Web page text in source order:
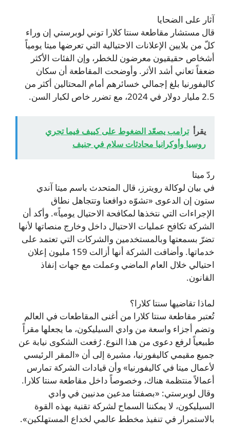
آثار على الضحايا
قال مستشار مقاطعة سنتا كلارا توني لوبرستي إن وراء
كلّ من بلايين الإعلانات الاحتيالية التي تعرضها ميتا يومياً
أشخاص حقيقيون معرضون للخطر، وإن الفئات الأكثر
ضعفاً تعاني أشد الأثر. وأوضحت المقاطعة أن سكان
كاليفورنيا بلغ إجمالي خسائرهم أمام المحتالين أكثر من
2.5 مليار دولار في 2024، مع تضرر خاص لكبار السن.
يقرأ ترامب يصعّد الضغوط على كييف فيما تجري
روسيا وأوكرانيا محادثات سلام في جنيف
ردّ ميتا
في بيان لوكالة رويترز، قال المتحدث باسم ميتا آندي
ستون إن الدعوى «تشوّه دوافعنا وتتجاهل نطاق
الإجراءات التي نتخذها لمكافحة الاحتيال يومياً». وأكد أن
الشركة تكافح عمليات الاحتيال داخل وخارج منصاتها لأنها
تضرّ بسمعتها وبالمستخدمين والشركات التي تعتمد على
خدماتها. وأضافت الشركة أنها أزالت 159 مليون إعلان
احتيالي خلال العام الماضي وعملت مع جهات إنفاذ
القانون.
لماذا تقاضيها سنتا كلارا؟
تُعتبر مقاطعة سنتا كلارا من أغنى المقاطعات في العالم
وتضم أجزاء واسعة من وادي السيليكون، ما يجعلها مقراً
طبيعياً لرفع دعوى من هذا النوع. رُفعت الشكوى نيابة عن
جميع مقيمي كاليفورنيا، مشيرة إلى أن «المقر الرئيسي
لأعمال ميتا في كاليفورنيا» وأن قيادات الشركة تمارس
أعمالاً منتظمة هناك، وخصوصاً داخل مقاطعة سنتا كلارا.
وقال لوبرستي: «بصفتنا مدعين مدنيين في وادي
السيليكون، لا يمكننا السماح لشركة تقنية بهذه القوة
بالاستمرار في تنفيذ مخطط عالمي لخداع المستهلكين».